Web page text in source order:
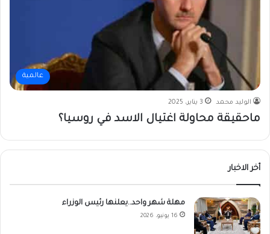
عالمية
الوليد محمد 3 يناير، 2025
ماحقيقة محاولة اغتيال الاسد في روسيا؟
أخر الاخبار
مهلة شهر واحد..يعلنها رئيس الوزراء
16 يونيو، 2026